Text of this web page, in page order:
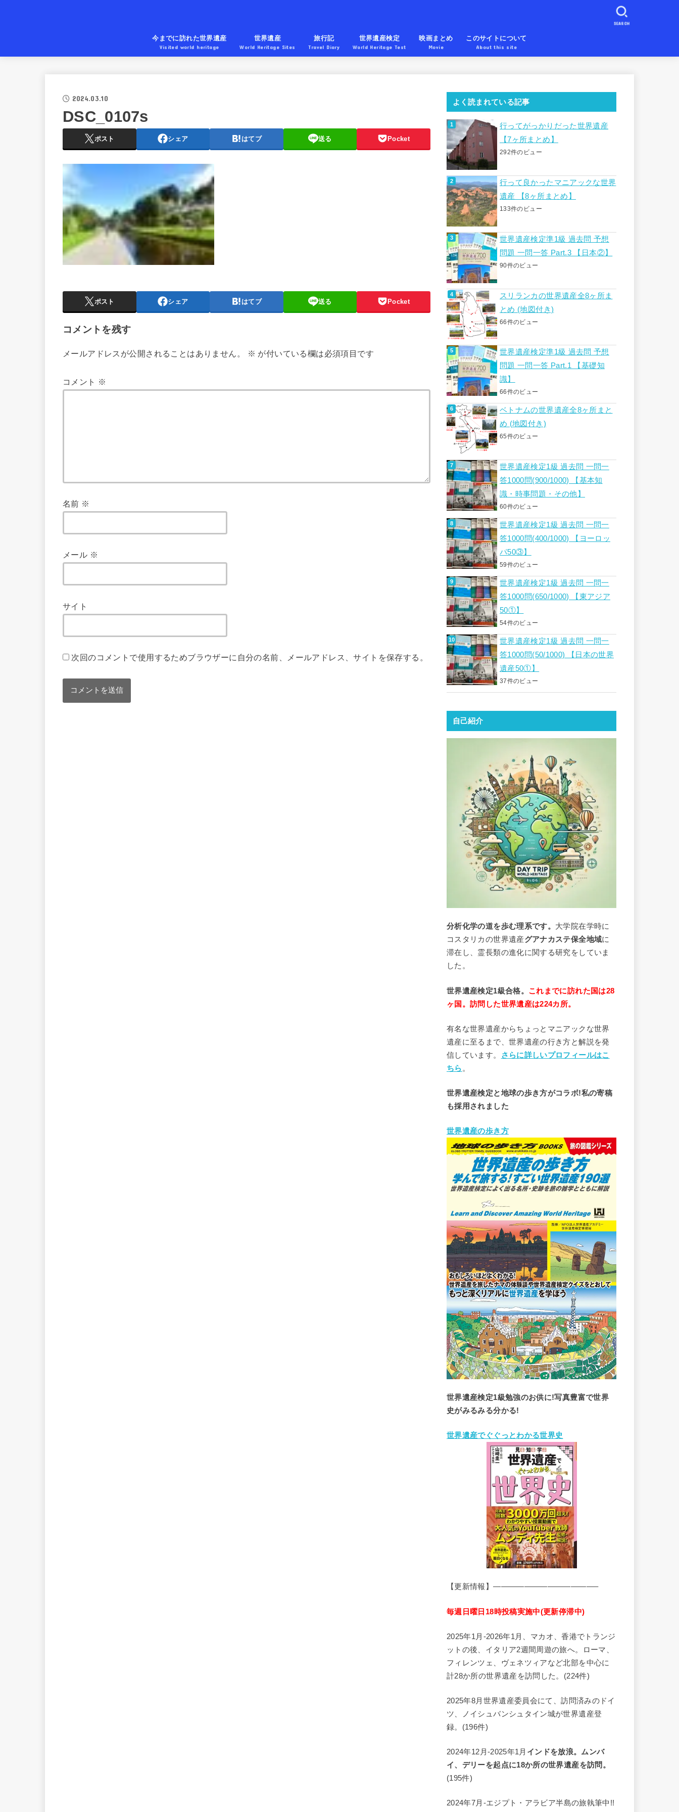
今までに訪れた世界遺産
Visited world heritage
世界遺産
World Heritage Sites
旅行記
Travel Diary
世界遺産検定
World Heritage Test
映画まとめ
Movie
このサイトについて
About this site
SEARCH
2024.03.10
DSC_0107s
ポスト シェア はてブ 送る Pocket
ポスト シェア はてブ 送る Pocket
コメントを残す
メールアドレスが公開されることはありません。 ※ が付いている欄は必須項目です
コメント ※
名前 ※
メール ※
サイト
次回のコメントで使用するためブラウザーに自分の名前、メールアドレス、サイトを保存する。
よく読まれている記事
行ってがっかりだった世界遺産
【7ヶ所まとめ】
292件のビュー
行って良かったマニアックな世界
遺産 【8ヶ所まとめ】
133件のビュー
世界遺産検定準1級 過去問 予想
問題 一問一答 Part.3 【日本②】
90件のビュー
スリランカの世界遺産全8ヶ所ま
とめ (地図付き)
66件のビュー
世界遺産検定準1級 過去問 予想
問題 一問一答 Part.1 【基礎知
識】
66件のビュー
ベトナムの世界遺産全8ヶ所まと
め (地図付き)
65件のビュー
世界遺産検定1級 過去問 一問一
答1000問(900/1000) 【基本知
識・時事問題・その他】
60件のビュー
世界遺産検定1級 過去問 一問一
答1000問(400/1000) 【ヨーロッ
パ50③】
59件のビュー
世界遺産検定1級 過去問 一問一
答1000問(650/1000) 【東アジア
50①】
54件のビュー
世界遺産検定1級 過去問 一問一
答1000問(50/1000) 【日本の世界
遺産50①】
37件のビュー
自己紹介
分析化学の道を歩む理系です。 大学院在学時に
コスタリカの世界遺産グアナカステ保全地域に
滞在し、霊長類の進化に関する研究をしていま
した。
世界遺産検定1級合格。 これまでに訪れた国は28
ヶ国。訪問した世界遺産は224カ所。
有名な世界遺産からちょっとマニアックな世界
遺産に至るまで、世界遺産の行き方と解説を発
信しています。
さらに詳しいプロフィールはこ
ちら 。
世界遺産検定と地球の歩き方がコラボ!私の寄稿
も採用されました
世界遺産の歩き方
世界遺産検定1級勉強のお供に!写真豊富で世界
史がみるみる分かる!
世界遺産でぐぐっとわかる世界史
【更新情報】—————————————–
毎週日曜日18時投稿実施中(更新停滞中)
2025年1月-2026年1月、マカオ、香港でトランジ
ットの後、イタリア2週間周遊の旅へ。ローマ、
フィレンツェ、ヴェネツィアなど北部を中心に
計28か所の世界遺産を訪問した。(224件)
2025年8月世界遺産委員会にて、訪問済みのドイ
ツ、ノイシュバンシュタイン城が世界遺産登
録。(196件)
2024年12月-2025年1月 インドを放浪。ムンバ
イ、デリーを起点に18か所の世界遺産を訪問。
(195件)
2024年7月-エジプト・アラビア半島の旅執筆中!!